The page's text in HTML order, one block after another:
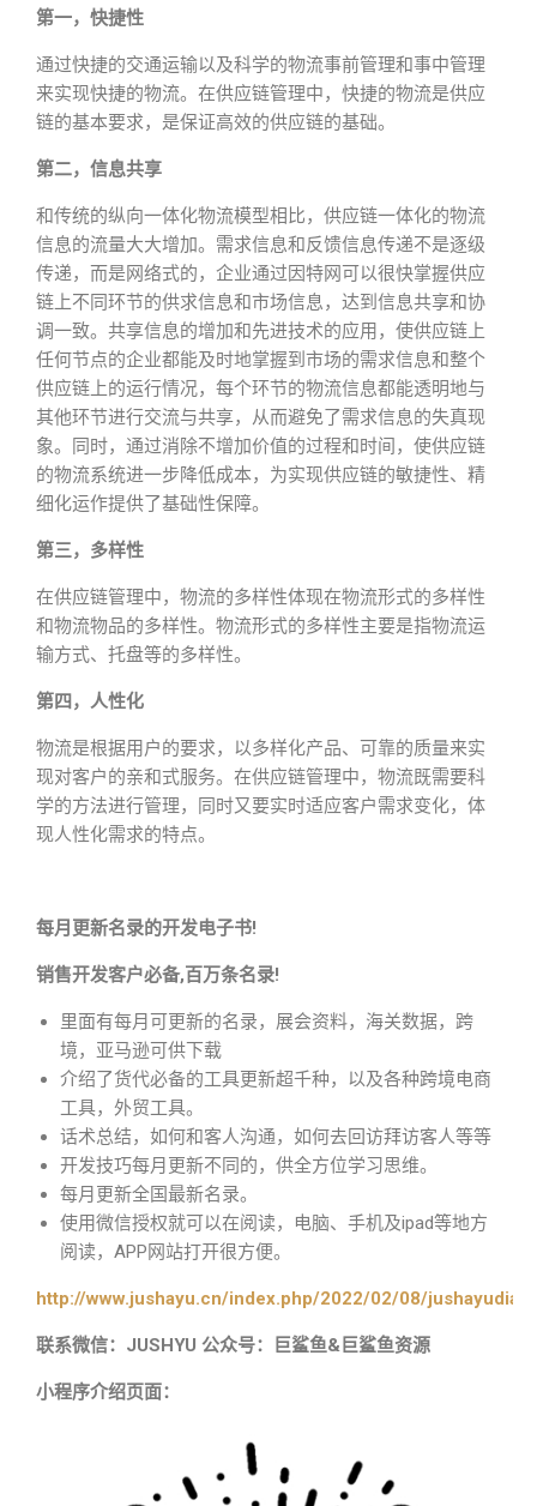
第一，快捷性
通过快捷的交通运输以及科学的物流事前管理和事中管理
来实现快捷的物流。在供应链管理中，快捷的物流是供应
链的基本要求，是保证高效的供应链的基础。
第二，信息共享
和传统的纵向一体化物流模型相比，供应链一体化的物流
信息的流量大大增加。需求信息和反馈信息传递不是逐级
传递，而是网络式的，企业通过因特网可以很快掌握供应
链上不同环节的供求信息和市场信息，达到信息共享和协
调一致。共享信息的增加和先进技术的应用，使供应链上
任何节点的企业都能及时地掌握到市场的需求信息和整个
供应链上的运行情况，每个环节的物流信息都能透明地与
其他环节进行交流与共享，从而避免了需求信息的失真现
象。同时，通过消除不增加价值的过程和时间，使供应链
的物流系统进一步降低成本，为实现供应链的敏捷性、精
细化运作提供了基础性保障。
第三，多样性
在供应链管理中，物流的多样性体现在物流形式的多样性
和物流物品的多样性。物流形式的多样性主要是指物流运
输方式、托盘等的多样性。
第四，人性化
物流是根据用户的要求，以多样化产品、可靠的质量来实
现对客户的亲和式服务。在供应链管理中，物流既需要科
学的方法进行管理，同时又要实时适应客户需求变化，体
现人性化需求的特点。
每月更新名录的开发电子书!
销售开发客户必备,百万条名录!
里面有每月可更新的名录，展会资料，海关数据，跨
境，亚马逊可供下载
介绍了货代必备的工具更新超千种，以及各种跨境电商
工具，外贸工具。
话术总结，如何和客人沟通，如何去回访拜访客人等等
开发技巧每月更新不同的，供全方位学习思维。
每月更新全国最新名录。
使用微信授权就可以在阅读，电脑、手机及ipad等地方
阅读，APP网站打开很方便。
http://www.jushayu.cn/index.php/2022/02/08/
联系微信：JUSHYU 公众号：巨鲨鱼&巨鲨鱼资源
小程序介绍页面：